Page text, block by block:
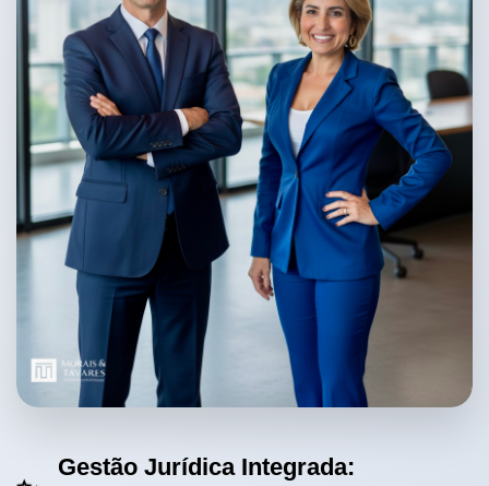
Gestão Jurídica Integrada: